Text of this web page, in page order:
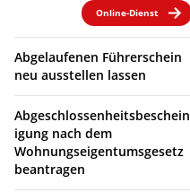
Online-Dienst
Abgelaufenen Führerschein
neu ausstellen lassen
Abgeschlossenheitsbeschein
igung nach dem
Wohnungseigentumsgesetz
beantragen